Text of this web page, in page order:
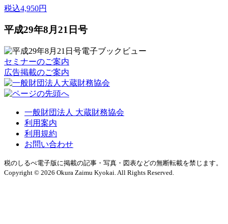
税込4,950円
平成29年8月21日号
セミナーのご案内
広告掲載のご案内
一般財団法人 大蔵財務協会
利用案内
利用規約
お問い合わせ
税のしるべ電子版に掲載の記事・写真・図表などの無断転載を禁じます。
Copyright © 2026 Okura Zaimu Kyokai. All Rights Reserved.